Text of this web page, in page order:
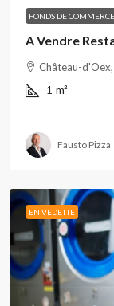
FONDS DE COMMERCE
A Vendre
Château-d'Oex,
1 m²
Fausto Pizza
EN VEDETTE